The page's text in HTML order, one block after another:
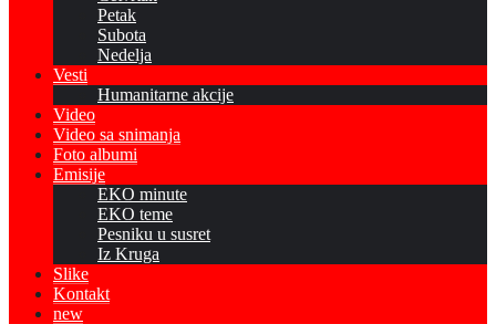
Petak
Subota
Nedelja
Vesti
Humanitarne akcije
Video
Video sa snimanja
Foto albumi
Emisije
EKO minute
EKO teme
Pesniku u susret
Iz Kruga
Slike
Kontakt
new